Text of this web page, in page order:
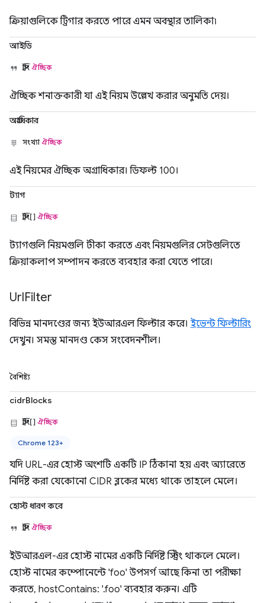
ক্রিয়াগুলিকে ট্রিগার করতে পারে এমন অবস্থার তালিকা৷
আইডি
স্ট্রিং ঐচ্ছিক
ঐচ্ছিক শনাক্তকারী যা এই নিয়ম উল্লেখ করার অনুমতি দেয়।
অগ্রাধিকার
সংখ্যাঐচ্ছিক
এই নিয়মের ঐচ্ছিক অগ্রাধিকার। ডিফল্ট 100।
ট্যাগ
স্ট্রিং[] ঐচ্ছিক
ট্যাগগুলি নিয়মগুলি টীকা করতে এবং নিয়মগুলির সেটগুলিতে
ক্রিয়াকলাপ সম্পাদন করতে ব্যবহার করা যেতে পারে।
UrlFilter
বিভিন্ন মানদণ্ডের জন্য ইউআরএল ফিল্টার করে। ইভেন্ট ফিল্টারিং
দেখুন। সমস্ত মানদণ্ড কেস সংবেদনশীল।
বৈশিষ্ট্য
cidrBlocks
স্ট্রিং[] ঐচ্ছিক
Chrome 123+
যদি URL-এর হোস্ট অংশটি একটি IP ঠিকানা হয় এবং অ্যারেতে
নির্দিষ্ট করা যেকোনো CIDR ব্লকের মধ্যে থাকে তাহলে মেলে।
হোস্ট ধারণ করে
স্ট্রিং ঐচ্ছিক
ইউআরএল-এর হোস্ট নামের একটি নির্দিষ্ট স্ট্রিং থাকলে মেলে।
হোস্ট নামের কম্পোনেন্টে 'foo' উপসর্গ আছে কিনা তা পরীক্ষা
করতে, hostContains: '.foo' ব্যবহার করুন। এটি